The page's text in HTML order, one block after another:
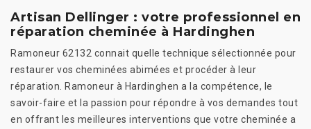
Artisan Dellinger : votre professionnel en
réparation cheminée à Hardinghen
Ramoneur 62132 connait quelle technique sélectionnée pour
restaurer vos cheminées abimées et procéder à leur
réparation. Ramoneur à Hardinghen a la compétence, le
savoir-faire et la passion pour répondre à vos demandes tout
en offrant les meilleures interventions que votre cheminée a